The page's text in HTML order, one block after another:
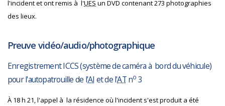
l'incident et ont remis à l'UES un DVD contenant 273 photographies
des lieux.
Preuve vidéo/audio/photographique
EnregistrementICCS(système de caméra à bord du véhicule)
pour l'autopatrouille de l'AI et de l'ATno 3
À 18 h 21, l'appel à la résidence où l'incident s'est produit a été